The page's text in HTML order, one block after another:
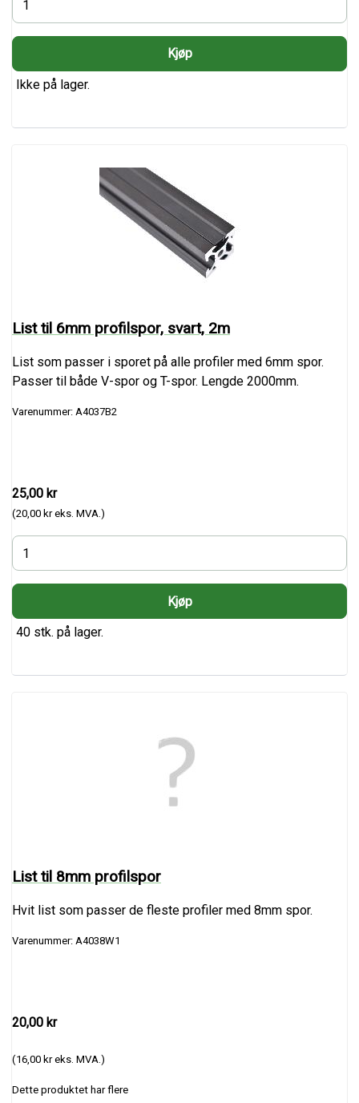
Ikke på lager.
List til 6mm profilspor, svart, 2m
List som passer i sporet på alle profiler med 6mm spor.
Passer til både V-spor og T-spor. Lengde 2000mm.
Varenummer: A4037B2
25,00 kr
(20,00 kr eks. MVA.)
40 stk. på lager.
List til 8mm profilspor
Hvit list som passer de fleste profiler med 8mm spor.
Varenummer: A4038W1
20,00 kr
(16,00 kr eks. MVA.)
Dette produktet har flere